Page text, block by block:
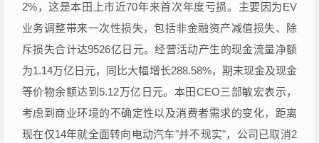
2%，这是本田上市近70年来首次年度亏损。主要因为EV
业务调整带来一次性损失，包括非金融资产减值损失、除
斥损失合计达9526亿日元。经营活动产生的现金流量净额
为1.14万亿日元，同比大幅增长288.58%，期末现金及现金
等价物余额达到5.12万亿日元。本田CEO三部敏宏表示，
考虑到商业环境的不确定性以及消费者需求的变化，距离
现在仅14年就全面转向电动汽车"并不现实"，公司已取消2